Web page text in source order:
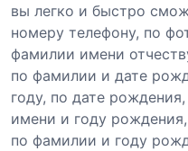
вы легко и быстро
номеру телефону, по
фамилии имени
по фамилии и дате
году, по дате
имени и году
по фамилии и году